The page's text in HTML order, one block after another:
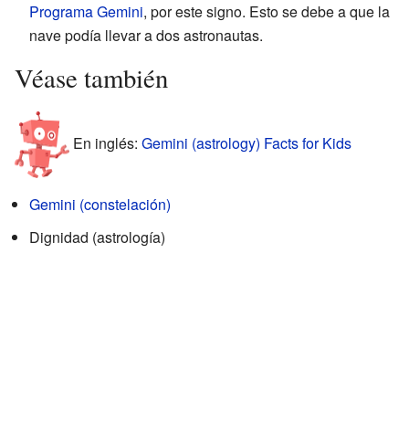
Programa Gemini, por este signo. Esto se debe a que la
nave podía llevar a dos astronautas.
Véase también
En inglés: Gemini (astrology) Facts for Kids
Gemini (constelación)
Dignidad (astrología)